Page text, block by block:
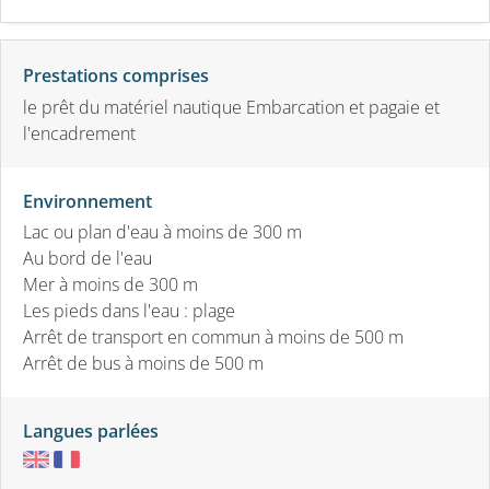
Prestations comprises
le prêt du matériel nautique Embarcation et pagaie et
l'encadrement
Environnement
Lac ou plan d'eau à moins de 300 m
Au bord de l'eau
Mer à moins de 300 m
Les pieds dans l'eau : plage
Arrêt de transport en commun à moins de 500 m
Arrêt de bus à moins de 500 m
Langues parlées